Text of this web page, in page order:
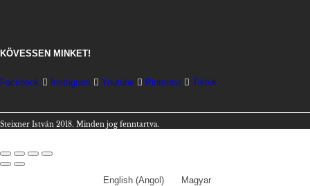
KÖVESSEN MINKET!
Facebook Instagram Youtube Pinterest Tiktok
Steixner István 2018. Minden jog fenntartva.
English(Angol) Magyar